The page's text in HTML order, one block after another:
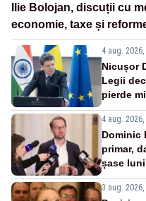
Ilie Bolojan, discuții cu
economie, taxe și
4 aug. 2026,
Nicușor
Legii
pierde
4 aug. 2026,
Dominic
primar,
șase luni
3 aug. 2026,